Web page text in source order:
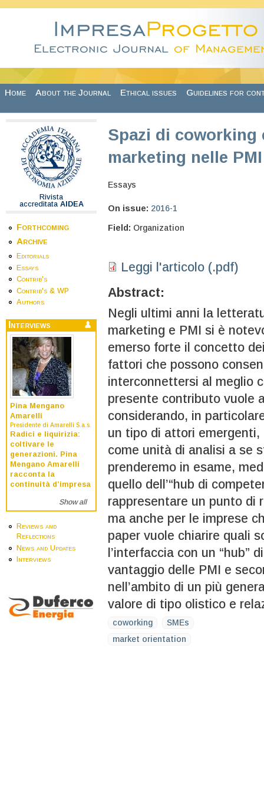
Home About the Journal Ethical issues Guidelines for
Rivista
accreditata AIDEA
Forthcoming
Archive
Editorials
Essays
Contrib's
Contrib's & WP
Authors
Interviews
Pina Mengano
Amarelli
Presidente di Amarelli S.a.s.
Radici e liquirizia:
coltivare le
generazioni. Pina
Mengano Amarelli
racconta la
continuità d’impresa
Show all
Reviews and
Reflections
News and Updates
Interviews
Spazi di
marketing nelle PMI
Essays
On issue: 2016-1
Field: Organization
Leggi l'articolo (.pdf)
Abstract:
Negli ultimi anni la
marketing e PMI si è
emerso forte il concetto
fattori che possono
interconnettersi al meglio
presente contributo vuole
considerando, in
un tipo di attori
come unità di analisi a se
prenderemo in esame,
quello dell’“hub di
rappresentare un punto di
ma anche per le imprese
paper vuole chiarire quali
l’interfaccia con un “hub”
vantaggio delle PMI e
nell’ambito di un più
valore di tipo olistico e
coworking
SMEs
market orientation